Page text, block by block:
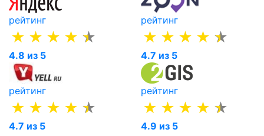
рейтинг
4.8 из 5
рейтинг
4.7 из 5
рейтинг
4.7 из 5
рейтинг
4.9 из 5